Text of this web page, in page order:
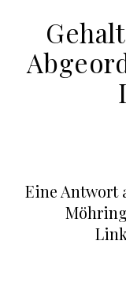
Eine Antwort